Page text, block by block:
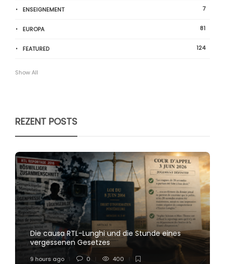
ENSEIGNEMENT 7
EUROPA 81
FEATURED 124
Show All
REZENT POSTS
Die causa RTL-Lunghi und die Stunde eines
vergessenen Gesetzes
9 hours ago 0 400